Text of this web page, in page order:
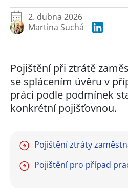
2. dubna 2026
Martina Suchá
Pojištění při ztrátě
se splácením úvěru v
práci podle podmínek
konkrétní pojišťovnou.
Pojištění ztráty
Pojištění pro případ